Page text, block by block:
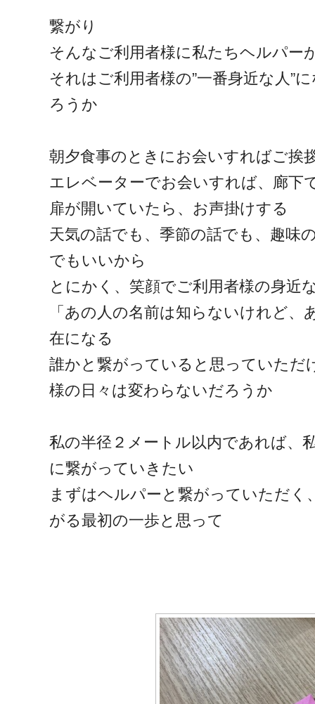
繋がり
そんなご利用者様に私たちヘルパー
それはご利用者様の”一番身近な人”
ろうか
朝夕食事のときにお会いすればご挨
エレベーターでお会いすれば、廊下
扉が開いていたら、お声掛けする
天気の話でも、季節の話でも、趣味
でもいいから
とにかく、笑顔でご利用者様の身近
「あの人の名前は知らないけれど、
在になる
誰かと繋がっていると思っていただ
様の日々は変わらないだろうか
私の半径２メートル以内であれば、
に繋がっていきたい
まずはヘルパーと繋がっていただく
がる最初の一歩と思って